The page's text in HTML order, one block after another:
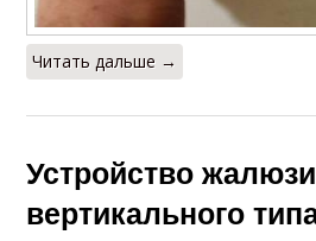
Читать дальше →
Устройство жалюзи
вертикального